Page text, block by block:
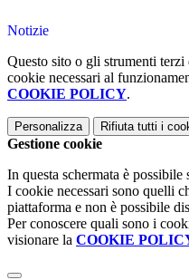
Notizie
Questo sito o gli strumenti
cookie necessari al
COOKIE POLICY.
Personalizza Rifiuta tutti i
Gestione cookie
In questa schermata è
I cookie necessari sono quelli
piattaforma e non è possibile
Per conoscere quali sono i
visionare la COOKIE